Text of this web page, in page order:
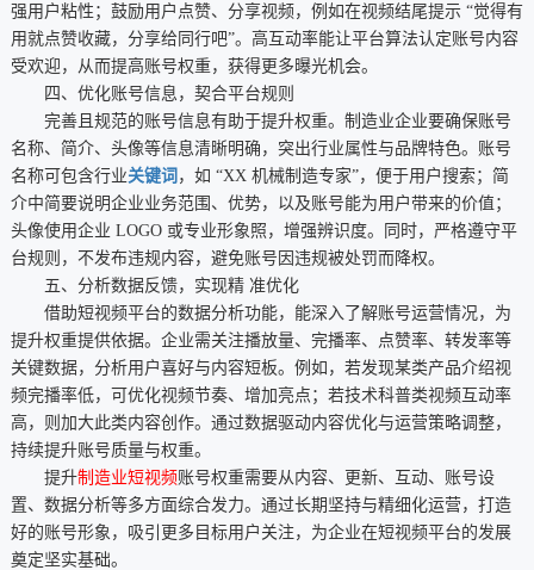
强用户粘性；鼓励用户点赞、分享视频，例如在视频结尾提示 “觉得有
用就点赞收藏，分享给同行吧”。高互动率能让平台算法认定账号内容
受欢迎，从而提高账号权重，获得更多曝光机会。
四、优化账号信息，契合平台规则
完善且规范的账号信息有助于提升权重。制造业企业要确保账号
名称、简介、头像等信息清晰明确，突出行业属性与品牌特色。账号
名称可包含行业关键词 ，如 “XX 机械制造专家”，便于用户搜索；简
介中简要说明企业业务范围、优势，以及账号能为用户带来的价值；
头像使用企业 LOGO 或专业形象照，增强辨识度。同时，严格遵守平
台规则，不发布违规内容，避免账号因违规被处罚而降权。
五、分析数据反馈，实现精 准优化
借助短视频平台的数据分析功能，能深入了解账号运营情况，为
提升权重提供依据。企业需关注播放量、完播率、点赞率、转发率等
关键数据，分析用户喜好与内容短板。例如，若发现某类产品介绍视
频完播率低，可优化视频节奏、增加亮点；若技术科普类视频互动率
高，则加大此类内容创作。通过数据驱动内容优化与运营策略调整，
持续提升账号质量与权重。
提升制造业短视频账号权重需要从内容、更新、互动、账号设
置、数据分析等多方面综合发力。通过长期坚持与精细化运营，打造
好的账号形象，吸引更多目标用户关注，为企业在短视频平台的发展
奠定坚实基础。